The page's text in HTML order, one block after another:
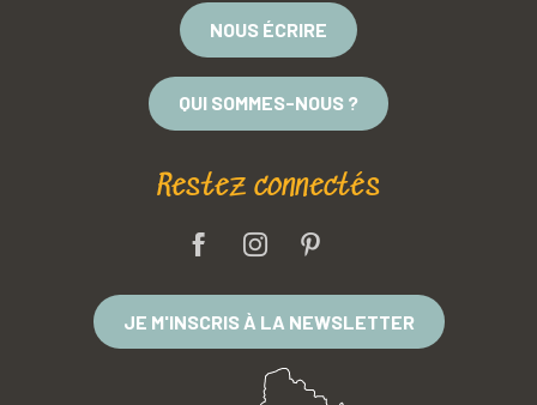
NOUS ÉCRIRE
QUI SOMMES-NOUS ?
Restez connectés
JE M'INSCRIS À LA NEWSLETTER